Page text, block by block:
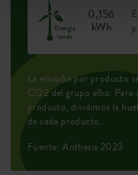
0,156
kWh
La emisión por producto
CO2 del grupo elho. Para
producto, dividimos la
de cada producto.
Fuente: Anthesis 2023